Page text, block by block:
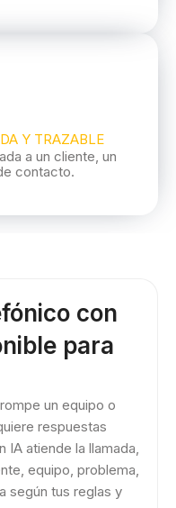
Y TRAZABLE
a un cliente, un
contacto.
con
para
un equipo o
respuestas
atiende la llamada,
equipo, problema,
según tus reglas y